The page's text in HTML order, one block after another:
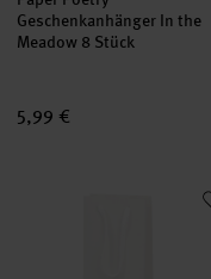
Geschenkanhänger In the
Meadow 8 Stück
5,99 €
Flaschentüte Natur Weiß